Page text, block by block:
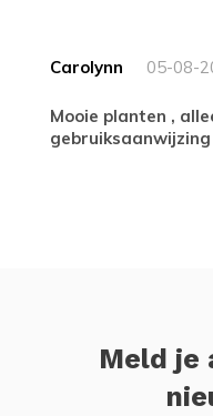
Carolynn 05-08-
Mooie planten , alleen jammer geen
Meld je